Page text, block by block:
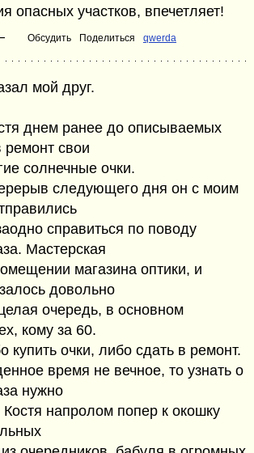
опасных участков, впечетляет!
Обсудить Поделиться qwerda
мой друг.
днем ранее до описываемых
свои
солнечные очки.
следующего дня он с моим
справиться по поводу
Мастерская
магазина оптики, и
довольно
очередь, в основном
кому за 60.
купить очки, либо сдать в ремонт.
время не вечное, то узнать о
нужно
напролом попер к окошку